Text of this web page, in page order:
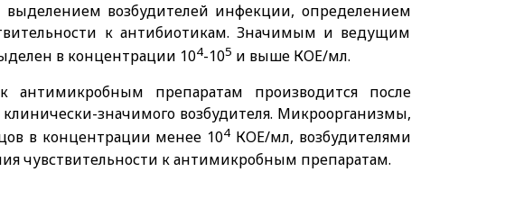
возбудителей инфекции, определением
к антибиотикам. Значимым и ведущим
в концентрации 104-105 и выше КОЕ/мл.
антимикробным препаратам производится после
значимого возбудителя. Микроорганизмы,
в концентрации менее 104 КОЕ/мл, возбудителями
чувствительности к антимикробным препаратам.